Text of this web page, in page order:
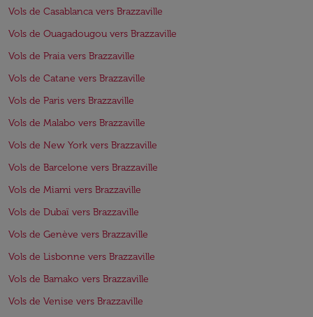
Vols de Casablanca vers Brazzaville
Vols de Ouagadougou vers Brazzaville
Vols de Praia vers Brazzaville
Vols de Catane vers Brazzaville
Vols de Paris vers Brazzaville
Vols de Malabo vers Brazzaville
Vols de New York vers Brazzaville
Vols de Barcelone vers Brazzaville
Vols de Miami vers Brazzaville
Vols de Dubaï vers Brazzaville
Vols de Genève vers Brazzaville
Vols de Lisbonne vers Brazzaville
Vols de Bamako vers Brazzaville
Vols de Venise vers Brazzaville